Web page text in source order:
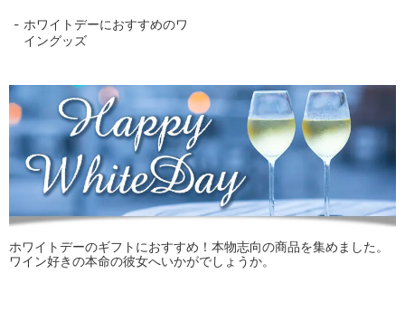
ホワイトデーにおすすめのワ
イングッズ
ホワイトデーのギフトにおすすめ！本物志向の商品を集めました。
ワイン好きの本命の彼女へいかがでしょうか。